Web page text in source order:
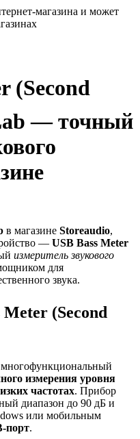
магазина и может
(Second
— точный
в магазине Storeaudio,
— USB Bass Meter
измеритель звукового
для
звука.
Meter (Second
измерения уровня
частотах. Прибор
диапазон до 90 дБ и
или мобильным
порт.